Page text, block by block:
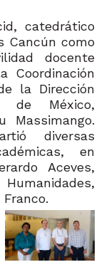
catedrático
Cancún como
docente
Coordinación
la Dirección
de México,
diversas
en
Aceves,